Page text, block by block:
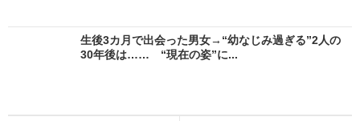
生後3カ月で出会った男女→“幼なじみ過ぎる”2人の
30年後は…… “現在の姿”に...